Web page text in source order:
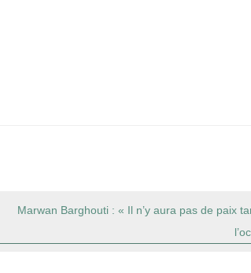
Marwan Barghouti : « Il n’y aura pas de paix